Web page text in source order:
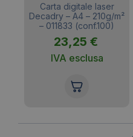
Carta digitale laser
Decadry – A4 – 210g/m²
– 011833 (conf.100)
23,25 €
IVA esclusa